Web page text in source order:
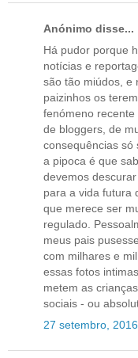
Anónimo disse...
Há pudor porque
notícias e
são tão miúdos, e
paizinhos os
fenómeno
de bloggers, de
consequências só
a pipoca é que
devemos
para a vida futura
que merece ser
regulado.
meus pais
com milhares e
essas fotos
metem as
sociais - ou
27 setembro,